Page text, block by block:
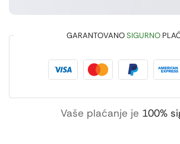
GARANTOVANOSIGURNO
Vaše plaćanje je 100%